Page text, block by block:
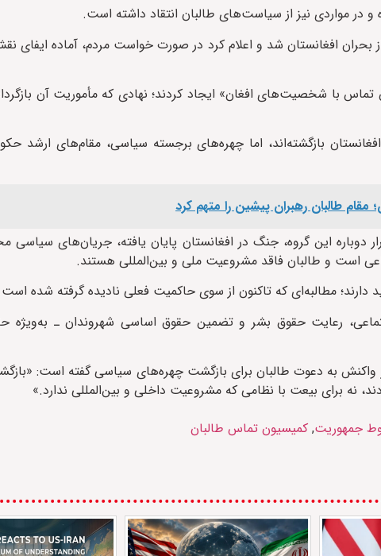
و در مواردی نیز از سیاست‌های طالبان انتقاد داشته است.
افغانستان شد و اعلام کرد در صورت خواست مردم، آماده ایفای
با شخصیت‌های افغان» ایجاد کردند؛ نهادی که مأموریت آن
بازگشته‌اند، اما چهره‌های برجسته سیاسی، مقام‌های ارشد
طالبان رهبران پیشین را متهم کرد
دوباره این گروه، جنگ در افغانستان پایان یافته، جریان‌های سیاسی
است و طالبان فاقد مشروعیت ملی و بین‌المللی هستند.
مطالبه‌ای که تاکنون از سوی حاکمیت فعلی نادیده گرفته شده
رعایت حقوق بشر و تضمین حقوق اساسی شهروندان ـ به‌ویژه
واکنش به دعوت طالبان برای بازگشت چهره‌های سیاسی گفته است:
نه برای بیعت با نظامی که مشروعیت داخلی و بین‌المللی ندارد.»
جمهوریت, کمیسیون تماس طالبان